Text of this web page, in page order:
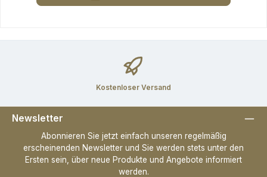
Kostenloser Versand
Newsletter
Abonnieren Sie jetzt einfach unseren regelmäßig
erscheinenden Newsletter und Sie werden stets unter den
Ersten sein, über neue Produkte und Angebote informiert
werden.